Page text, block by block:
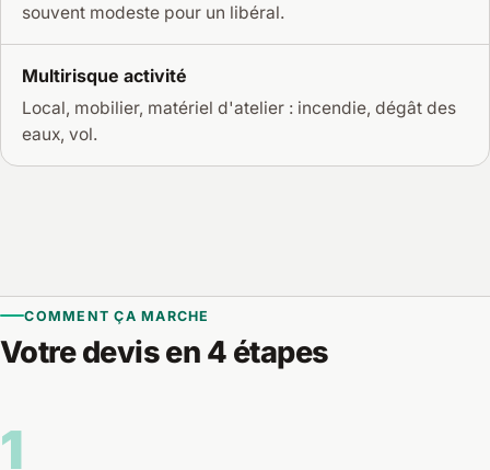
souvent modeste pour un libéral.
Multirisque activité
Local, mobilier, matériel d'atelier : incendie, dégât des
eaux, vol.
COMMENT ÇA MARCHE
Votre devis en 4 étapes
1